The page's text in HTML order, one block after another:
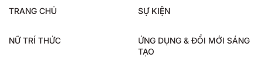
TRANG CHỦ SỰ KIỆN
NỮ TRÍ THỨC
ỨNG DỤNG & ĐỔI MỚI SÁNG
TẠO